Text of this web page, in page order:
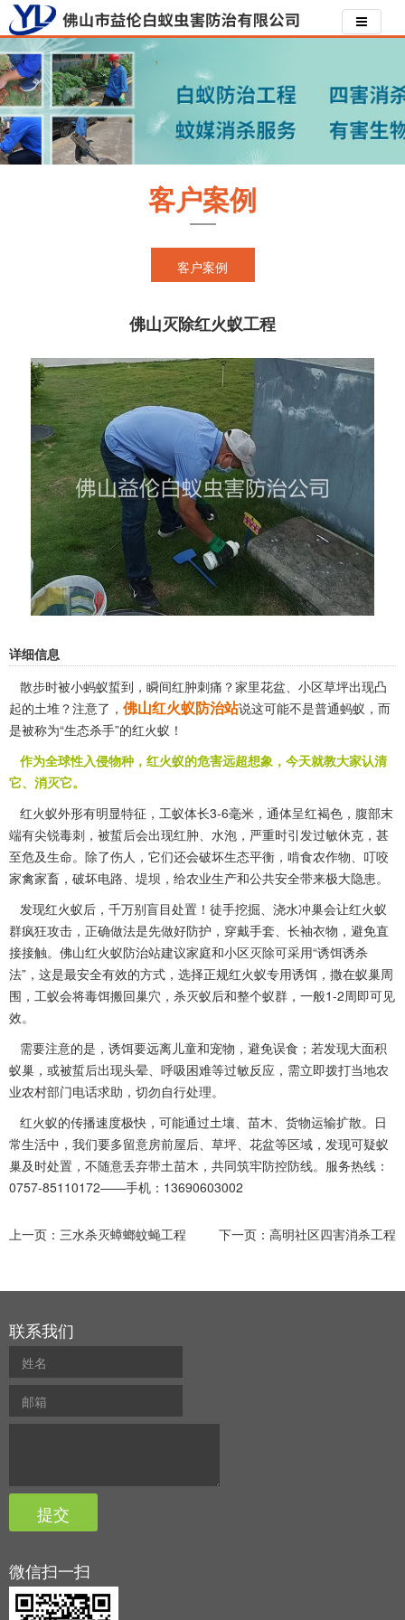
客户案例
客户案例
佛山灭除红火蚁工程
详细信息
散步时被小蚂蚁蜇到，瞬间红肿刺痛？家里花盆、小区草坪出现凸
起的土堆？注意了， 佛山红火蚁防治站说这可能不是普通蚂蚁，而
是被称为“生态杀手”的红火蚁！
作为全球性入侵物种，红火蚁的危害远超想象，今天就教大家认清
它、消灭它。
红火蚁外形有明显特征，工蚁体长3-6毫米，通体呈红褐色，腹部末
端有尖锐毒刺，被蜇后会出现红肿、水泡，严重时引发过敏休克，甚
至危及生命。除了伤人，它们还会破坏生态平衡，啃食农作物、叮咬
家禽家畜，破坏电路、堤坝，给农业生产和公共安全带来极大隐患。
发现红火蚁后，千万别盲目处置！徒手挖掘、浇水冲巢会让红火蚁
群疯狂攻击，正确做法是先做好防护，穿戴手套、长袖衣物，避免直
接接触。佛山红火蚁防治站建议家庭和小区灭除可采用“诱饵诱杀
法”，这是最安全有效的方式，选择正规红火蚁专用诱饵，撒在蚁巢周
围，工蚁会将毒饵搬回巢穴，杀灭蚁后和整个蚁群，一般1-2周即可见
效。
需要注意的是，诱饵要远离儿童和宠物，避免误食；若发现大面积
蚁巢，或被蜇后出现头晕、呼吸困难等过敏反应，需立即拨打当地农
业农村部门电话求助，切勿自行处理。
红火蚁的传播速度极快，可能通过土壤、苗木、货物运输扩散。日
常生活中，我们要多留意房前屋后、草坪、花盆等区域，发现可疑蚁
巢及时处置 ，不随意丢弃带土苗木，共同筑牢防控防线。服务热线：
0757-85110172——手机：13690603002
上一页： 三水杀灭蟑螂蚊蝇工程 下一页： 高明社区四害消杀工程
联系我们
微信扫一扫